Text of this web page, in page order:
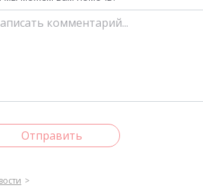
Отправить